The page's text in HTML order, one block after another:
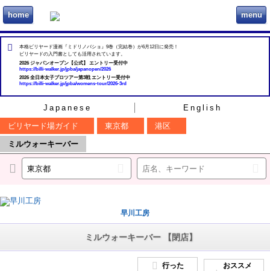
home ビリヲカ menu
本格ビリヤード漫画『ミドリノバショ』9巻（完結巻）が6月12日に発売！
ビリヤードの入門書としても活用されています。
2026 ジャパンオープン【公式】 エントリー受付中
https://billi-walker.jp/jpba/japanopen/2026
2026 全日本女子プロツアー第3戦 エントリー受付中
https://billi-walker.jp/jpba/womens-tour/2026-3rd
Japanese
English
ビリヤード場ガイド
東京都
港区
ミルウォーキーバー
早川工房
ミルウォーキーバー 【閉店】
行った おススメ